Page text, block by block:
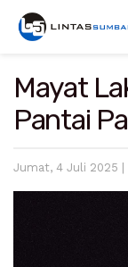
Mayat
Pantai
Jumat, 4 Juli 2025 |